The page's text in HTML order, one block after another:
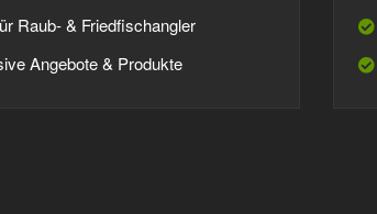
Raub- & Friedfischangler
Angebote & Produkte